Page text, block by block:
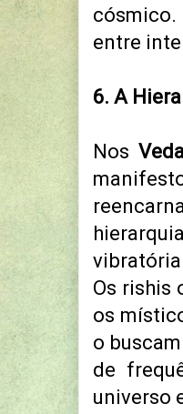
cósmico.
entre
6. A
Nos
Os rishis
os
o
de
universo